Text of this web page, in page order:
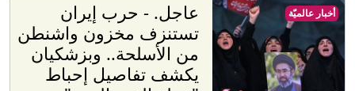
عاجل. - حرب إيران
تستنزف مخزون واشنطن
من الأسلحة.. وبزشكيان
يكشف تفاصيل إحباط
أخبار عالميّة